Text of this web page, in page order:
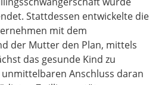
Stattdessen entwickelte die
mit dem
der Mutter den Plan, mittels
das gesunde Kind zu
Anschluss daran